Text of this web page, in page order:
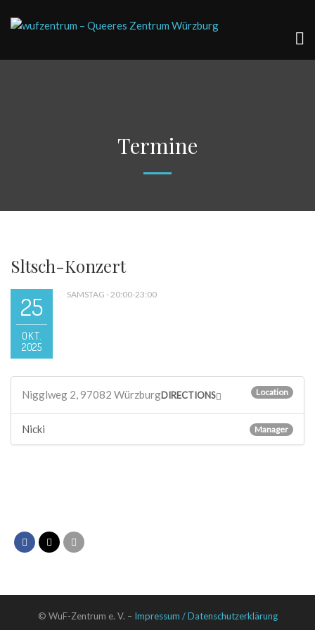
Termine
Sltsch-Konzert
25
OKT.
2025
SAMSTAG - 20:00-23:00
Nigglweg 2, 97082 Würzburg Location
DIRECTIONS
Nicki Manager
© WuF-Zentrum e. V. – Impressum / Datenschutzerklärung